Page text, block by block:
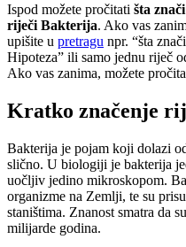
Ispod možete pročitati šta
riječi Bakterija. Ako vas
upišite u pretragu npr. “šta
Hipoteza” ili samo jednu riječ
Ako vas zanima, možete
Kratko značenje
Bakterija je pojam koji dolazi
slično. U biologiji je bakterija
uočljiv jedino mikroskopom.
organizme na Zemlji, te su
staništima. Znanost smatra da
milijarde godina.